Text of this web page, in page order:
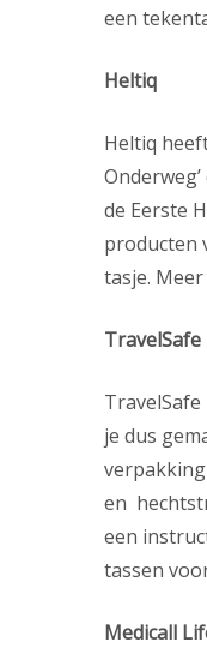
een
Heltiq
Heltiq
de Eerste
producten
tasje.
TravelSafe
je dus
en
een
tassen
Medicall